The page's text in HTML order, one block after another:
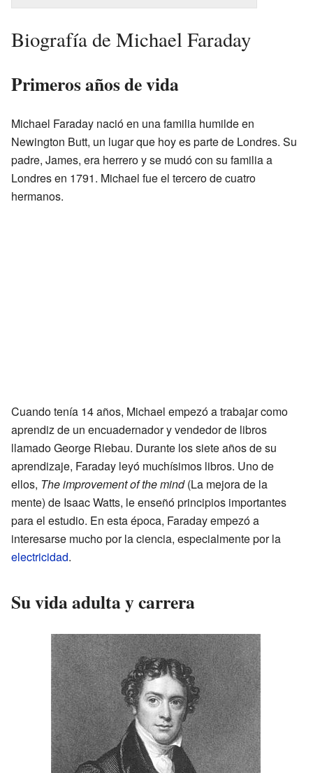
Biografía de Michael Faraday
Primeros años de vida
Michael Faraday nació en una familia humilde en
Newington Butt, un lugar que hoy es parte de Londres. Su
padre, James, era herrero y se mudó con su familia a
Londres en 1791. Michael fue el tercero de cuatro
hermanos.
Cuando tenía 14 años, Michael empezó a trabajar como
aprendiz de un encuadernador y vendedor de libros
llamado George Riebau. Durante los siete años de su
aprendizaje, Faraday leyó muchísimos libros. Uno de
ellos, The improvement of the mind(La mejora de la
mente) de Isaac Watts, le enseñó principios importantes
para el estudio. En esta época, Faraday empezó a
interesarse mucho por la ciencia, especialmente por la
electricidad.
Su vida adulta y carrera